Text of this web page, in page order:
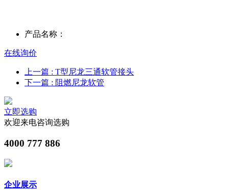
产品名称：
在线询价
上一篇 : T型尼龙三通软管接头
下一篇 : 阻燃尼龙软管
立即选购
欢迎来电咨询选购
4000 777 886
企业展示